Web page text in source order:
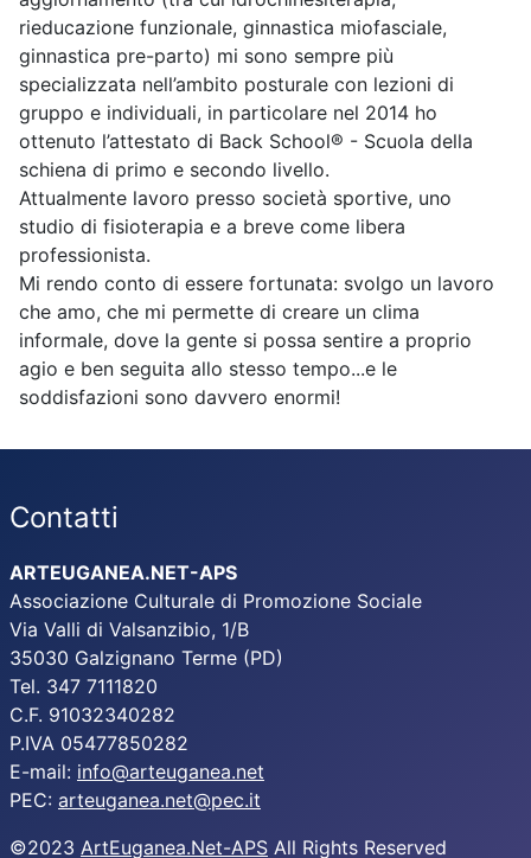
rieducazione funzionale, ginnastica miofasciale,
ginnastica pre-parto) mi sono sempre più
specializzata nell’ambito posturale con lezioni di
gruppo e individuali, in particolare nel 2014 ho
ottenuto l’attestato di Back School® - Scuola della
schiena di primo e secondo livello.
Attualmente lavoro presso società sportive, uno
studio di fisioterapia e a breve come libera
professionista.
Mi rendo conto di essere fortunata: svolgo un lavoro
che amo, che mi permette di creare un clima
informale, dove la gente si possa sentire a proprio
agio e ben seguita allo stesso tempo...e le
soddisfazioni sono davvero enormi!
Contatti
ARTEUGANEA.NET-APS
Associazione Culturale di Promozione Sociale
Via Valli di Valsanzibio, 1/B
35030 Galzignano Terme (PD)
Tel. 347 7111820
C.F. 91032340282
P.IVA 05477850282
E-mail: info@arteuganea.net
PEC: arteuganea.net@pec.it
©2023 ArtEuganea.Net-APS All Rights Reserved